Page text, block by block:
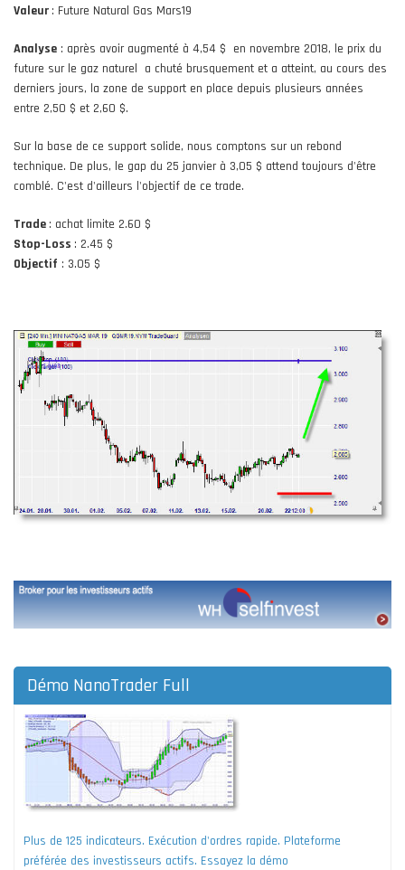
Valeur : Future Natural Gas Mars19
Analyse : après avoir augmenté à 4,54 $ en novembre 2018, le prix du
future sur le gaz naturel a chuté brusquement et a atteint, au cours des
derniers jours, la zone de support en place depuis plusieurs années
entre 2,50 $ et 2,60 $.
Sur la base de ce support solide, nous comptons sur un rebond
technique. De plus, le gap du 25 janvier à 3,05 $ attend toujours d'être
comblé. C'est d'ailleurs l'objectif de ce trade.
Trade : achat limite 2.60 $
Stop-Loss : 2.45 $
Objectif : 3.05 $
Démo NanoTrader Full
Plus de 125 indicateurs. Exécution d'ordres rapide. Plateforme
préférée des investisseurs actifs. Essayez la démo